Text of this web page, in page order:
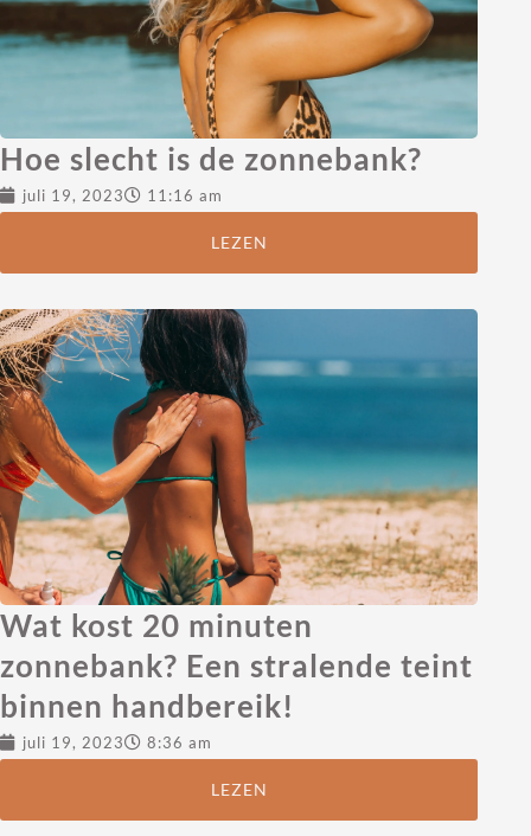
Hoe slecht is de zonnebank?
juli 19, 2023 11:16 am
LEZEN
Wat kost 20 minuten
zonnebank? Een stralende teint
binnen handbereik!
juli 19, 2023 8:36 am
LEZEN